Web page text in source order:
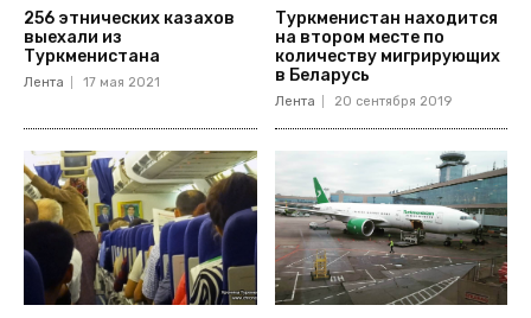
256 этнических казахов
выехали из
Туркменистана
Лента 17 мая 2021
Туркменистан находится
на втором месте по
количеству мигрирующих
в Беларусь
Лента 20 сентября 2019